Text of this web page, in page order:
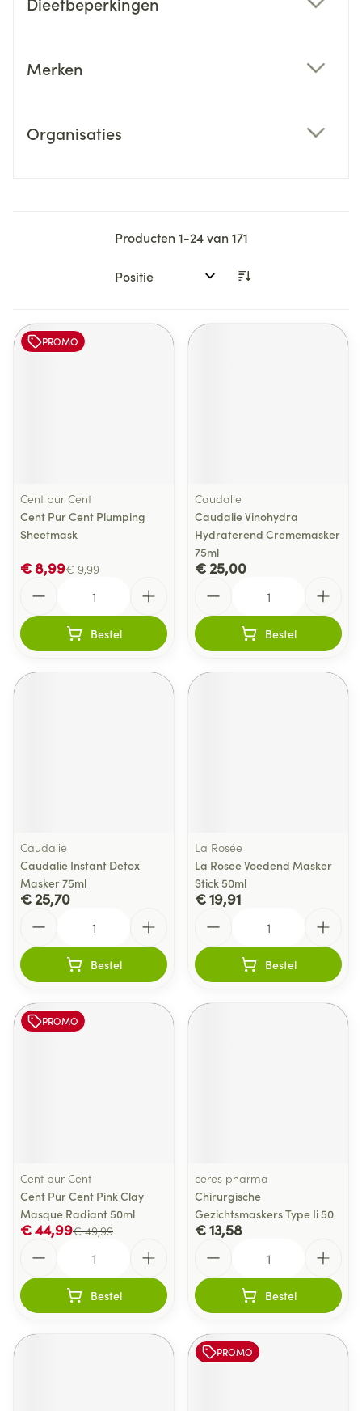
Merken
Organisaties
Producten1-24van171
Sorteer op:
PROMO
Cent pur Cent
Cent Pur Cent Plumping
Sheetmask
€ 9,99
€ 8,99
Bestel
Caudalie
Caudalie Vinohydra
Hydraterend Crememasker
75ml
€ 25,00
Bestel
Caudalie
Caudalie Instant Detox
Masker 75ml
€ 25,70
Bestel
La Rosée
La Rosee Voedend Masker
Stick 50ml
€ 19,91
Bestel
PROMO
Cent pur Cent
Cent Pur Cent Pink Clay
Masque Radiant 50ml
€ 49,99
€ 44,99
Bestel
ceres pharma
Chirurgische
Gezichtsmaskers Type Ii 50
€ 13,58
Bestel
PROMO